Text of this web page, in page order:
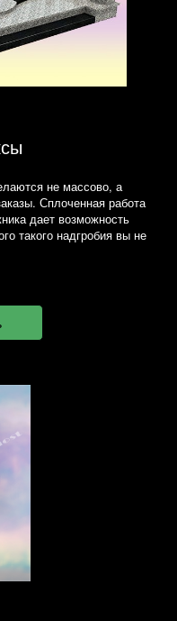
не массово, а
Сплоченная работа
дает возможность
такого надгробия вы не